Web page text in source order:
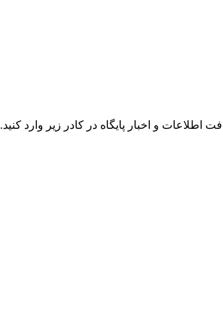
اطلاعات و اخبار پایگاه در کادر زیر وارد کنید.